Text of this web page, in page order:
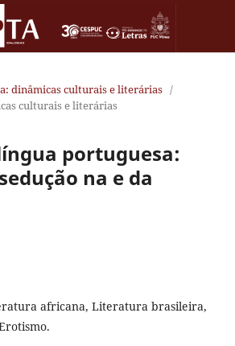
dinâmicas culturais e literárias /
culturais e literárias
portuguesa:
na e da
africana, Literatura brasileira,